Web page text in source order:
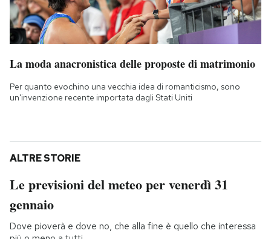
La moda anacronistica delle proposte di matrimonio
Per quanto evochino una vecchia idea di romanticismo, sono
un'invenzione recente importata dagli Stati Uniti
ALTRE STORIE
Le previsioni del meteo per venerdì 31
gennaio
Dove pioverà e dove no, che alla fine è quello che interessa